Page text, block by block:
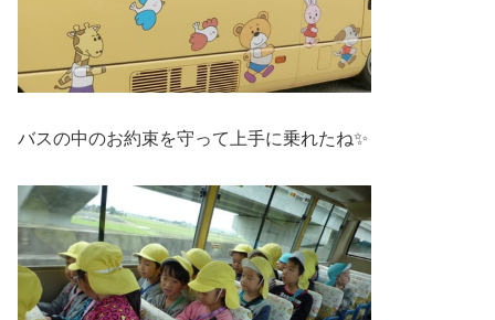
バスの中のお約束を守って上手に乗れたね✨